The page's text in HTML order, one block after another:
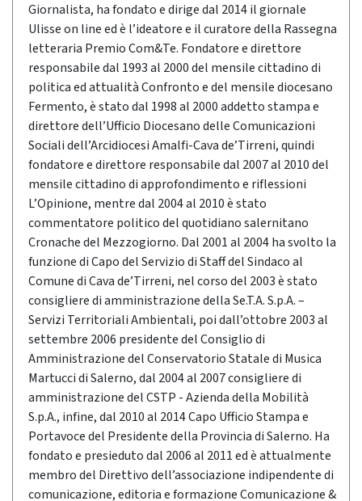
Giornalista, ha fondato e dirige dal 2014 il giornale
Ulisse on line ed è l’ideatore e il curatore della Rassegna
letteraria Premio Com&Te. Fondatore e direttore
responsabile dal 1993 al 2000 del mensile cittadino di
politica ed attualità Confronto e del mensile diocesano
Fermento, è stato dal 1998 al 2000 addetto stampa e
direttore dell’Ufficio Diocesano delle Comunicazioni
Sociali dell’Arcidiocesi Amalfi-Cava de’Tirreni, quindi
fondatore e direttore responsabile dal 2007 al 2010 del
mensile cittadino di approfondimento e riflessioni
L’Opinione, mentre dal 2004 al 2010 è stato
commentatore politico del quotidiano salernitano
Cronache del Mezzogiorno. Dal 2001 al 2004 ha svolto la
funzione di Capo del Servizio di Staff del Sindaco al
Comune di Cava de’Tirreni, nel corso del 2003 è stato
consigliere di amministrazione della Se.T.A. S.p.A. –
Servizi Territoriali Ambientali, poi dall’ottobre 2003 al
settembre 2006 presidente del Consiglio di
Amministrazione del Conservatorio Statale di Musica
Martucci di Salerno, dal 2004 al 2007 consigliere di
amministrazione del CSTP - Azienda della Mobilità
S.p.A., infine, dal 2010 al 2014 Capo Ufficio Stampa e
Portavoce del Presidente della Provincia di Salerno. Ha
fondato e presieduto dal 2006 al 2011 ed è attualmente
membro del Direttivo dell’associazione indipendente di
comunicazione, editoria e formazione Comunicazione &